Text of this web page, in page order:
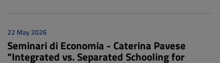
22 May 2026
Seminari di Economia - Caterina Pavese
"Integrated vs. Separated Schooling for